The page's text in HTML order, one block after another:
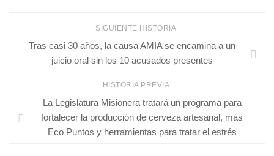
SIGUIENTE HISTORIA
Tras casi 30 años, la causa AMIA se encamina a un
juicio oral sin los 10 acusados presentes
HISTORIA PREVIA
La Legislatura Misionera tratará un programa para
fortalecer la producción de cerveza artesanal, más
Eco Puntos y herramientas para tratar el estrés